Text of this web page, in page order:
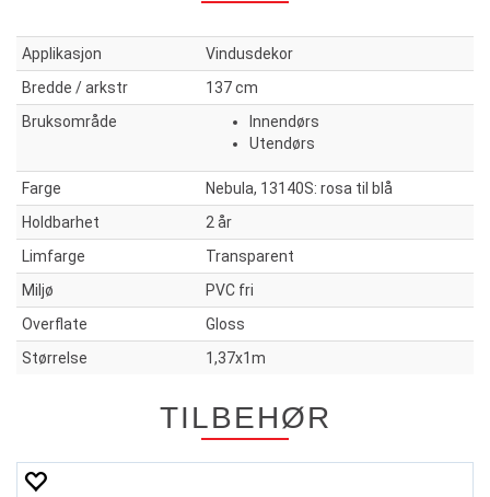
Applikasjon
Vindusdekor
Bredde / arkstr
137 cm
Bruksområde
Innendørs
Utendørs
Farge
Nebula, 13140S: rosa til blå
Holdbarhet
2 år
Limfarge
Transparent
Miljø
PVC fri
Overflate
Gloss
Størrelse
1,37x1m
TILBEHØR